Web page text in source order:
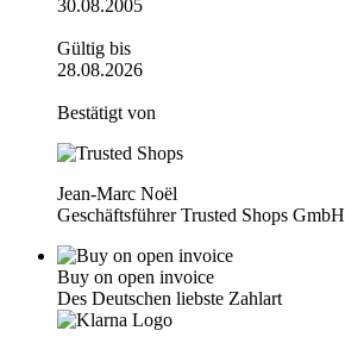
30.08.2005
Gültig bis
28.08.2026
Bestätigt von
Jean-Marc Noël
Geschäftsführer Trusted Shops GmbH
Buy on open invoice
Des Deutschen liebste Zahlart